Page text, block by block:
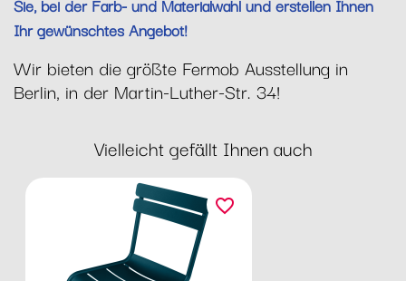
Ihr gewünschtes Angebot!
Wir bieten die größte Fermob Ausstellung in
Berlin, in der Martin-Luther-Str. 34!
Vielleicht gefällt Ihnen auch
favorite_border